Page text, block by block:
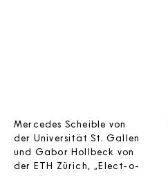
Mercedes Scheible von
der Universität St. Gallen
und Gabor Hollbeck von
der ETH Zürich, „Elect-o-